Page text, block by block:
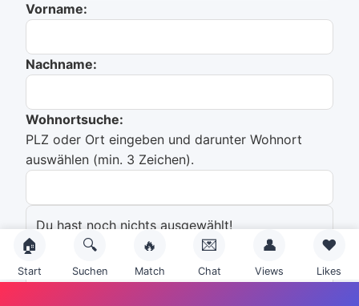
Vorname:
Nachname:
Wohnortsuche:
PLZ oder Ort eingeben und darunter Wohnort
auswählen (min. 3 Zeichen).
Du hast noch nichts ausgewählt!
Emailadresse:
🏠
Start
🔍
Suchen
🔥
Match
💌
Chat
👤
Views
❤️
Likes